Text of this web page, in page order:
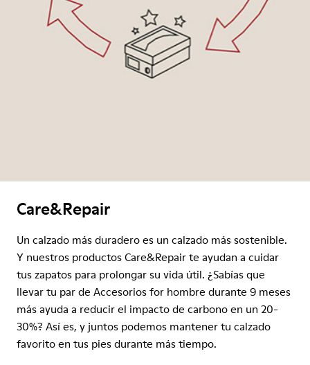
Care&Repair
Un calzado más duradero es un calzado más sostenible.
Y nuestros productos Care&Repair te ayudan a cuidar
tus zapatos para prolongar su vida útil. ¿Sabías que
llevar tu par de Accesorios for hombre durante 9 meses
más ayuda a reducir el impacto de carbono en un 20-
30%? Así es, y juntos podemos mantener tu calzado
favorito en tus pies durante más tiempo.